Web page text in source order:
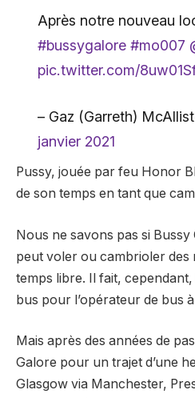
Après notre nouveau
#bussygalore #mo007
pic.twitter.com/
– Gaz (Garreth)
janvier 2021
Pussy, jouée par feu Honor
de son temps en tant que
Nous ne savons pas si
peut voler ou cambrioler des
temps libre. Il fait,
bus pour l’opérateur de bus
Mais après des années de
Galore pour un trajet d’une
Glasgow via Manchester,